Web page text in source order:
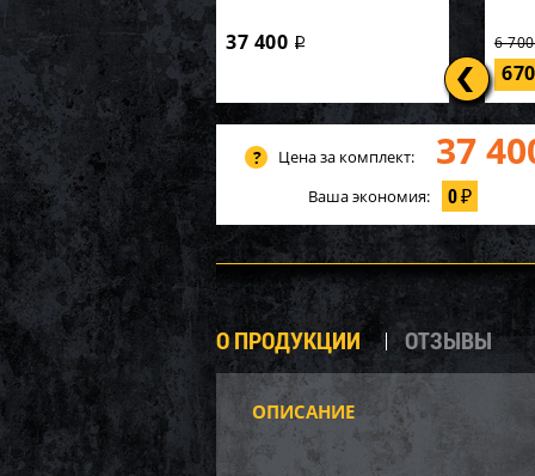
37 400 i 6
670
Цена за комплект: 37
Ваша экономия: 0₽
О ПРОДУКЦИИ ОТЗЫВЫ
ОПИСАНИЕ